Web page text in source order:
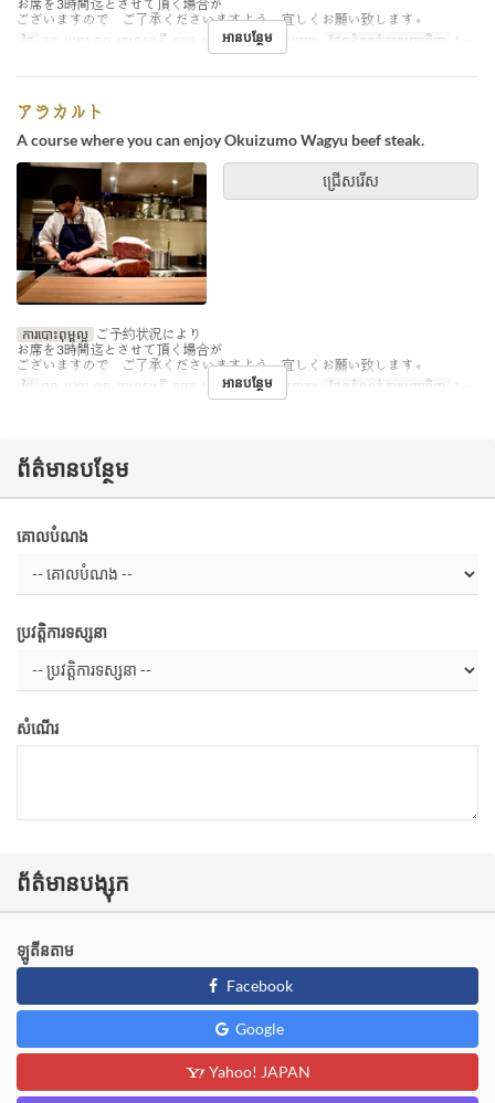
お席を3時間迄とさせて頂く場合が
ございますので ご了承くださいますよう 宜しくお願い致します。
ថ្ងៃ
ចន្ទ, អង្គារ, ពុធ, ព្រហស្បតិ៍, សុក្រ, សៅរ៍ អាហារ អាហារឡ ដែនកំណត់ការបញ្ជាទិញ 1 ~
អានបន្ថែម
アラカルト
A course where you can enjoy Okuizumo Wagyu beef steak.
ជ្រើសរើស
ការបោះពុម្ពល្អ ご予約状況により
お席を3時間迄とさせて頂く場合が
ございますので ご了承くださいますよう 宜しくお願い致します。
ថ្ងៃ
ចន្ទ, អង្គារ, ពុធ, ព្រហស្បតិ៍, សុក្រ, សៅរ៍ អាហារ អាហារឡ ដែនកំណត់ការបញ្ជាទិញ 1 ~
អានបន្ថែម
ព័ត៌មានបន្ថែម
គោលបំណង
ប្រវត្តិការទស្សនា
សំណើរ
ព័ត៌មានបង្សុក
ឡូតីនតាម
Facebook
Google
Yahoo! JAPAN